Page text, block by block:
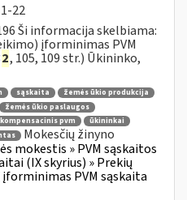
22
Ši informacija skelbiama:
įforminimas PVM
2, 105, 109 str.) Ūkininko,
sąskaita
žemės ūkio produkcija
žemės ūkio paslaugos
kompensacinis pvm
ūkininkai
Mokesčių žinyno
mokestis » PVM sąskaitos
(IX skyrius) » Prekių
PVM sąskaita